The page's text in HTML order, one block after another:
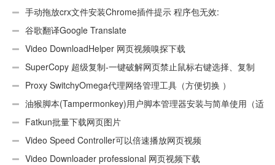
手动拖放crx文件安装Chrome插件提示 程序包无效:
“CEX_HEADER_INVALID”的解决办法
谷歌翻译Google Translate
Video DownloadHelper 网页视频嗅探下载
SuperCopy 超级复制-一键破解网页禁止鼠标右键选择、复制
Proxy SwitchyOmega代理网络管理工具（方便切换 ）
油猴脚本(Tampermonkey)用户脚本管理器安装与简单使用（适
用Android）
Fatkun批量下载网页图片
Video Speed Controller可以倍速播放网页视频
Video Downloader professional 网页视频下载